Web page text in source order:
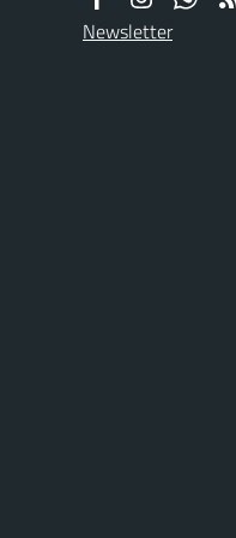
Newsletter